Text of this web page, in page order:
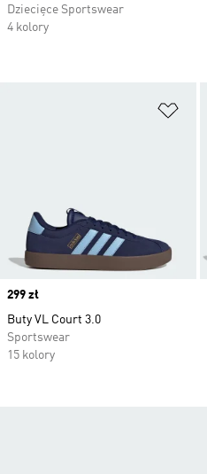
Dziecięce Sportswear
4 kolory
Price
299 zł
Buty VL Court 3.0
Sportswear
15 kolory